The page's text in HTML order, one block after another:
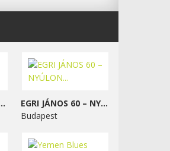
– NYÚLON...
EGRI JÁNOS 60 – NYÚLON...
Budapest